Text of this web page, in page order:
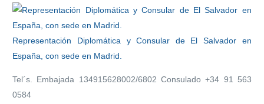
Representación Diplomática y Consular de El Salvador en
España, con sede en Madrid.
Tel´s. Embajada 134915628002/6802 Consulado +34 91 563
0584